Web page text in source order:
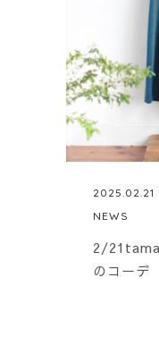
2025.02.21
NEWS
2/
のコーデ